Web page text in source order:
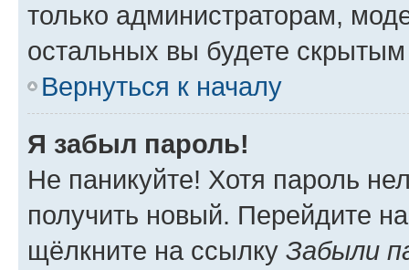
только администраторам,
остальных вы будете
Вернуться к началу
Я забыл пароль!
Не паникуйте! Хотя пароль
получить новый. Перейдите
щёлкните на ссылку Забыли